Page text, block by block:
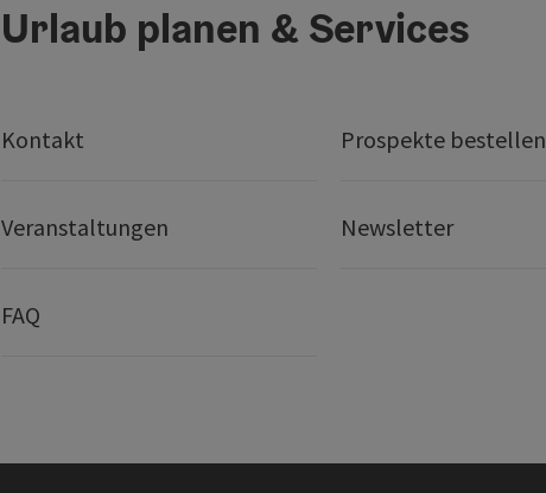
Urlaub planen & Services
Kontakt Prospekte bestellen
Veranstaltungen Newsletter
FAQ